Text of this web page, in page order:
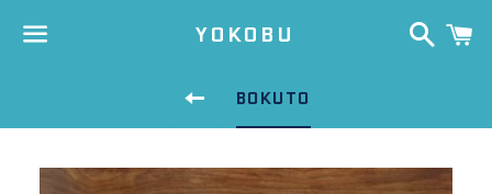
YOKOBU
ZURÜCK ZUR SEITEN-
BOKUTO